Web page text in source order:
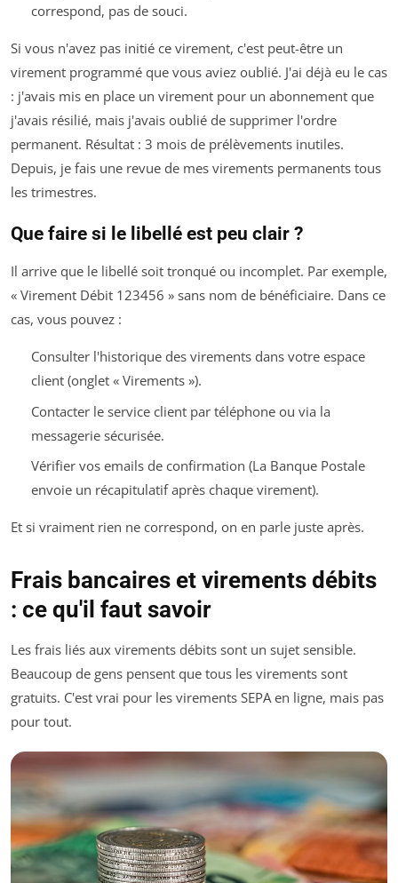
correspond, pas de souci.
Si vous n'avez pas initié ce virement, c'est peut-être un
virement programmé que vous aviez oublié. J'ai déjà eu le cas
: j'avais mis en place un virement pour un abonnement que
j'avais résilié, mais j'avais oublié de supprimer l'ordre
permanent. Résultat : 3 mois de prélèvements inutiles.
Depuis, je fais une revue de mes virements permanents tous
les trimestres.
Que faire si le libellé est peu clair ?
Il arrive que le libellé soit tronqué ou incomplet. Par exemple,
« Virement Débit 123456 » sans nom de bénéficiaire. Dans ce
cas, vous pouvez :
Consulter l'historique des virements dans votre espace
client (onglet « Virements »).
Contacter le service client par téléphone ou via la
messagerie sécurisée.
Vérifier vos emails de confirmation (La Banque Postale
envoie un récapitulatif après chaque virement).
Et si vraiment rien ne correspond, on en parle juste après.
Frais bancaires et virements débits
: ce qu'il faut savoir
Les frais liés aux virements débits sont un sujet sensible.
Beaucoup de gens pensent que tous les virements sont
gratuits. C'est vrai pour les virements SEPA en ligne, mais pas
pour tout.